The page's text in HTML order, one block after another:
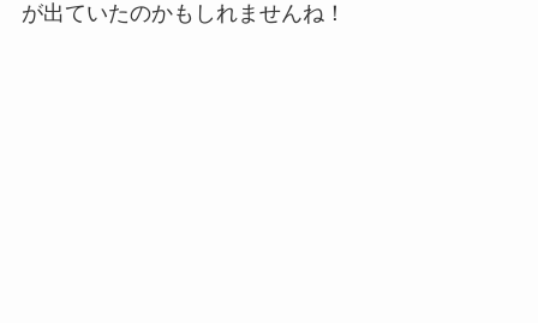
が出ていたのかもしれませんね！